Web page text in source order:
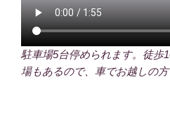
駐車場5台停められます。徒歩
場もあるので、車でお越しの